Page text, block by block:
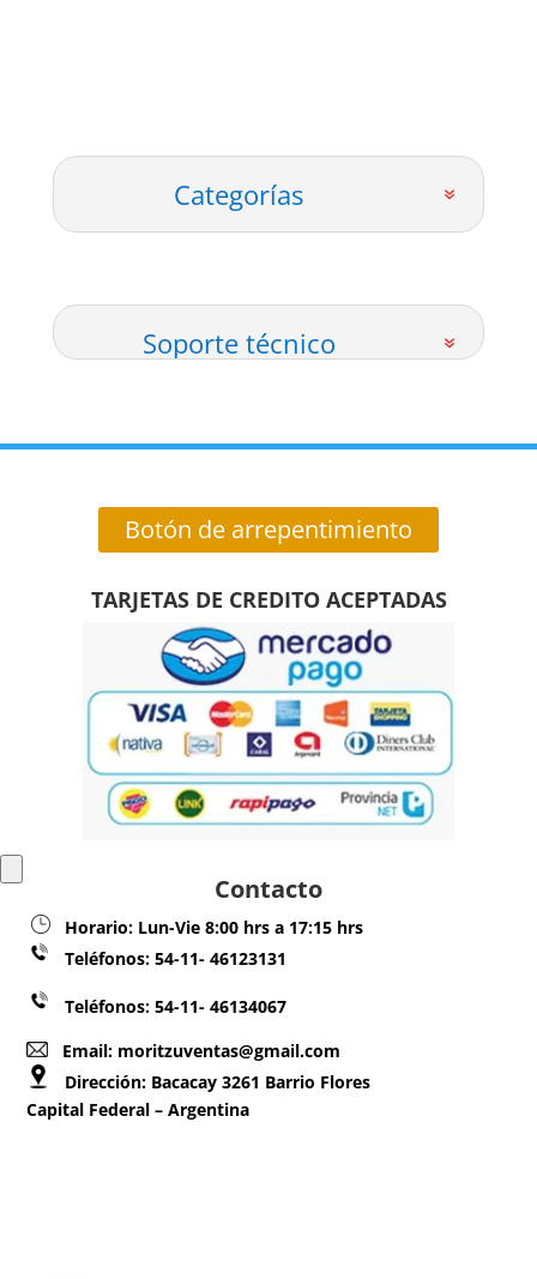
Categorías
Soporte técnico
Botón de arrepentimiento
TARJETAS DE CREDITO ACEPTADAS
Contacto
Horario: Lun-Vie 8:00 hrs a 17:15 hrs
Teléfonos: 54-11- 46123131
Teléfonos: 54-11- 46134067
Email: moritzuventas@gmail.com
Dirección:Bacacay 3261 Barrio Flores
Capital Federal – Argentina